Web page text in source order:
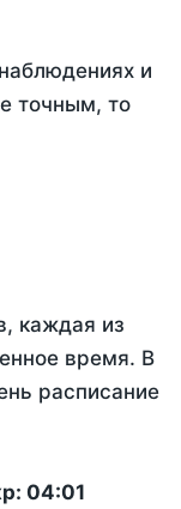
и
точным, то
каждая из
время. В
расписание
04:01